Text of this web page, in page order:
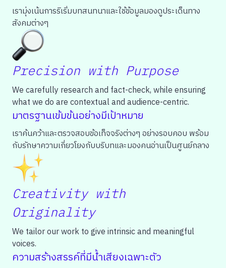
เรามุ่งเน้นการริเริ่มบทสนทนาและใช้ข้อมูลมองดูประเด็นทาง
สังคมต่างๆ
Precision with Purpose
We carefully research and fact-check, while ensuring
what we do are contextual and audience-centric.
มาตรฐานเข้มข้นอย่างมีเป้าหมาย
เราค้นคว้าและตรวจสอบข้อเท็จจริงต่างๆ อย่างรอบคอบ พร้อม
กับรักษาความเกี่ยวโยงกับบริบทและมองคนอ่านเป็นศูนย์กลาง
Creativity with
Originality
We tailor our work to give intrinsic and meaningful
voices.
ความสร้างสรรค์ที่มีน้ำเสียงเฉพาะตัว